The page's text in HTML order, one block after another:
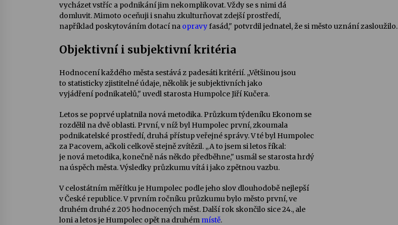
vycházet vstříc a podnikání jim nekomplikovat. Vždy se s nimi dá
domluvit. Mimoto oceňuji i snahu zkulturňovat zdejší prostředí,
například poskytováním dotací na opravyfasád," potvrdil jednatel, že si město uznání zasloužilo.
Objektivní i subjektivní kritéria
Hodnocení každého města sestává z padesáti kritérií. „Většinou jsou
to statisticky zjistitelné údaje, několik je subjektivních jako
vyjádření podnikatelů," uvedl starosta Humpolce Jiří Kučera.
Letos se poprvé uplatnila nová metodika. Průzkum týdeníku Ekonom se
rozdělil na dvě oblasti. První, v níž byl Humpolec první, zkoumala
podnikatelské prostředí, druhá přístup veřejné správy. V té byl Humpolec
za Pacovem, ačkoli celkově stejně zvítězil. „A to jsem si letos říkal:
je nová metodika, konečně nás někdo předběhne," usmál se starosta hrdý
na úspěch města. Výsledky průzkumu vítá i jako zpětnou vazbu.
V celostátním měřítku je Humpolec podle jeho slov dlouhodobě nejlepší
v České republice. V prvním ročníku průzkumu bylo město první, ve
druhém druhé z 205 hodnocených měst. Další rok skončilo sice 24., ale
loni a letos je Humpolec opět na druhém místě.